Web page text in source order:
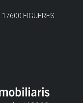
FIGUERES